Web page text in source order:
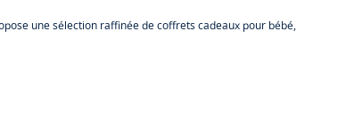
une sélection raffinée de coffrets cadeaux pour bébé,